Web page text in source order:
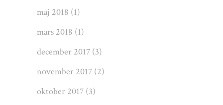
maj 2018 (1)
mars 2018 (1)
december 2017 (3)
november 2017 (2)
oktober 2017 (3)